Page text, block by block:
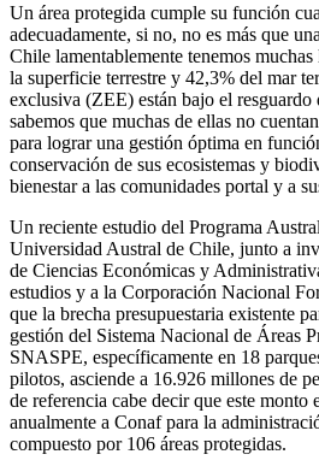
Un área protegida cumple su función
adecuadamente, si no, no es más que
Chile lamentablemente tenemos
la superficie terrestre y 42,3% del mar
exclusiva (ZEE) están bajo el resguardo
sabemos que muchas de ellas no
para lograr una gestión óptima en
conservación de sus ecosistemas y
bienestar a las comunidades portal y a
Un reciente estudio del Programa
Universidad Austral de Chile, junto a
de Ciencias Económicas y
estudios y a la Corporación Nacional
que la brecha presupuestaria existente
gestión del Sistema Nacional de Áreas
SNASPE, específicamente en 18
pilotos, asciende a 16.926 millones de
de referencia cabe decir que este monto
anualmente a Conaf para la
compuesto por 106 áreas protegidas.